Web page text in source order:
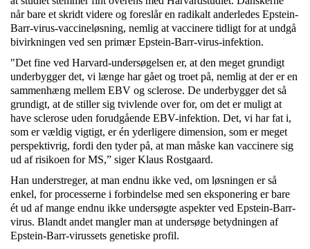
når bare et skridt videre og foreslår en radikalt anderledes Epstein-
Barr-virus-vaccineløsning, nemlig at vaccinere tidligt for at undgå
bivirkningen ved sen primær Epstein-Barr-virus-infektion.
"Det fine ved Harvard-undersøgelsen er, at den meget grundigt
underbygger det, vi længe har gået og troet på, nemlig at der er en
sammenhæng mellem EBV og sclerose. De underbygger det så
grundigt, at de stiller sig tvivlende over for, om det er muligt at
have sclerose uden forudgående EBV-infektion. Det, vi har fat i,
som er vældig vigtigt, er én yderligere dimension, som er meget
perspektivrig, fordi den tyder på, at man måske kan vaccinere sig
ud af risikoen for MS,” siger Klaus Rostgaard.
Han understreger, at man endnu ikke ved, om løsningen er så
enkel, for processerne i forbindelse med sen eksponering er bare
ét ud af mange endnu ikke undersøgte aspekter ved Epstein-Barr-
virus. Blandt andet mangler man at undersøge betydningen af
Epstein-Barr-virussets genetiske profil.